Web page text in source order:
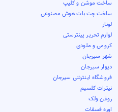
ساخت موشن و کلیپ
ساخت چت بات هوش مصنوعی
لونار
لوازم تحریر پینترستی
کرومی و ملودی
شهر سیرجان
دیوار سیرجان
فروشگاه اینترنتی سیرجان
نیترات کلسیم
روغن ولک
اوره فسفات